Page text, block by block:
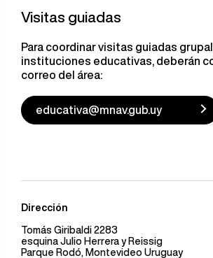
Visitas guiadas
Para coordinar visitas guiadas
instituciones educativas, deberán
correo del área:
educativa@mnav.gub.uy
Dirección
Tomás Giribaldi 2283
esquina Julio Herrera y Reissig
Parque Rodó, Montevideo Uruguay